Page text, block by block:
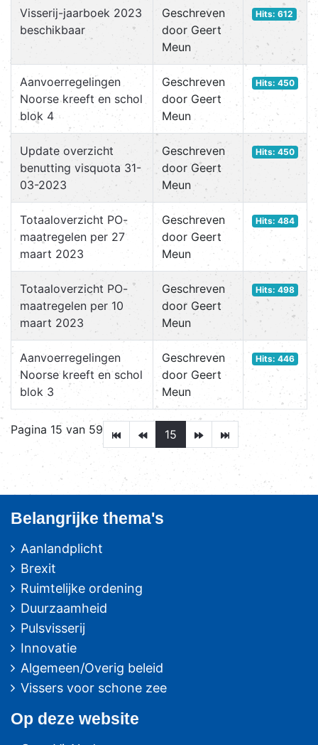
Visserij-jaarboek 2023
beschikbaar
Geschreven
door Geert
Meun
Hits: 612
Aanvoerregelingen
Noorse kreeft en schol
blok 4
Geschreven
door Geert
Meun
Hits: 450
Update overzicht
benutting visquota 31-
03-2023
Geschreven
door Geert
Meun
Hits: 450
Totaaloverzicht PO-
maatregelen per 27
maart 2023
Geschreven
door Geert
Meun
Hits: 484
Totaaloverzicht PO-
maatregelen per 10
maart 2023
Geschreven
door Geert
Meun
Hits: 498
Aanvoerregelingen
Noorse kreeft en schol
blok 3
Geschreven
door Geert
Meun
Hits: 446
Pagina 15 van 59 15
Belangrijke thema's
Aanlandplicht
Brexit
Ruimtelijke ordening
Duurzaamheid
Pulsvisserij
Innovatie
Algemeen/Overig beleid
Vissers voor schone zee
Op deze website